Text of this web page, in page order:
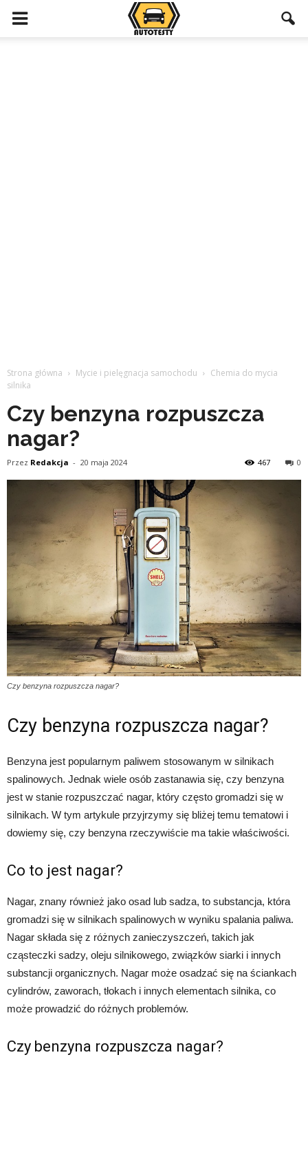
Strona główna Mycie i pielęgnacja samochodu
Chemia do mycia
silnika
Czy benzyna rozpuszcza
nagar?
Przez Redakcja - 20 maja 2024 0
467
Czy benzyna rozpuszcza nagar?
Czy benzyna rozpuszcza nagar?
Benzyna jest popularnym paliwem stosowanym w silnikach
spalinowych. Jednak wiele osób zastanawia się, czy benzyna
jest w stanie rozpuszczać nagar, który często gromadzi się w
silnikach. W tym artykule przyjrzymy się bliżej temu tematowi i
dowiemy się, czy benzyna rzeczywiście ma takie właściwości.
Co to jest nagar?
Nagar, znany również jako osad lub sadza, to substancja, która
gromadzi się w silnikach spalinowych w wyniku spalania paliwa.
Nagar składa się z różnych zanieczyszczeń, takich jak
cząsteczki sadzy, oleju silnikowego, związków siarki i innych
substancji organicznych. Nagar może osadzać się na ściankach
cylindrów, zaworach, tłokach i innych elementach silnika, co
może prowadzić do różnych problemów.
Czy benzyna rozpuszcza nagar?